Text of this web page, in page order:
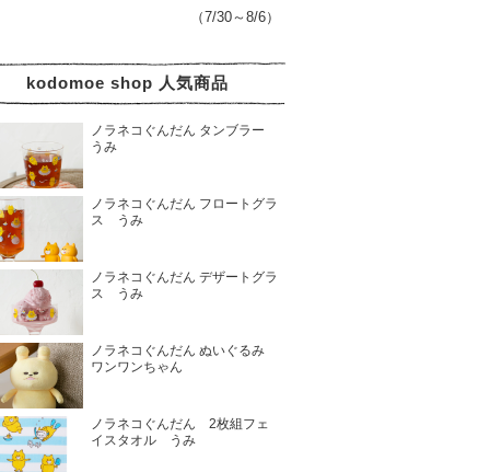
（7/30～8/6）
kodomoe shop 人気商品
ノラネコぐんだん タンブラー
うみ
ノラネコぐんだん フロートグラ
ス うみ
ノラネコぐんだん デザートグラ
ス うみ
ノラネコぐんだん ぬいぐるみ
ワンワンちゃん
ノラネコぐんだん 2枚組フェ
イスタオル うみ